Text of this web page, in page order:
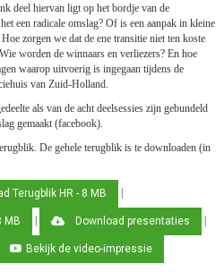
deel hiervan ligt op het bordje van de
een radicale omslag? Of is een aanpak in kleine
zorgen we dat de ene transitie niet ten koste
worden de winnaars en verliezers? En hoe
waarop uitvoerig is ingegaan tijdens de
van Zuid-Holland.
als van de acht deelsessies zijn gebundeld
gemaakt (facebook).
De gehele terugblik is te downloaden (in
Terugblik HR - 8 MB
MB Download presentaties
Bekijk de video-impressie